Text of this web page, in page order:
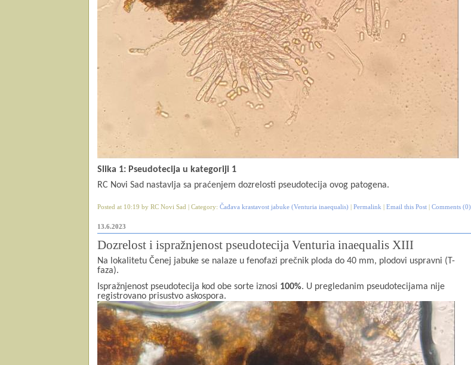
Slika 1: Pseudotecija u kategoriji 1
RC Novi Sad nastavlja sa praćenjem dozrelosti pseudotecija ovog patogena.
Posted at 10:19 by RC Novi Sad | Category: Čađava krastavost jabuke (Venturia inaequalis) Permalink Email this Post Comments (0)
13.6.2023
Dozrelost i ispražnjenost pseudotecija Venturia inaequalis XIII
Na lokalitetu Čenej jabuke se nalaze u fenofazi prečnik ploda do 40 mm, plodovi uspravni (T-
faza).
Ispražnjenost pseudotecija kod obe sorte iznosi 100%. U pregledanim pseudotecijama nije
registrovano prisustvo askospora.